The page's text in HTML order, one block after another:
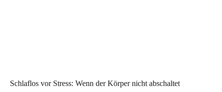
Schlaflos vor Stress: Wenn der Körper nicht abschaltet